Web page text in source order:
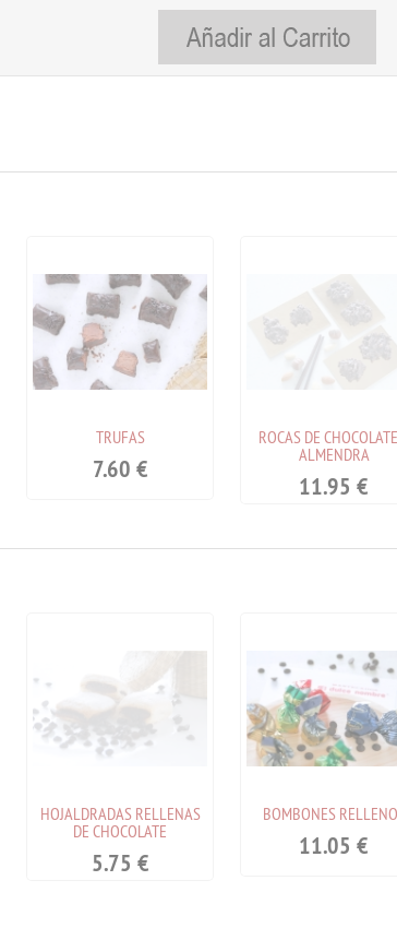
TRUFAS
7.60 €
ROCAS DE
ALMENDRA
11.95 €
HOJALDRADAS RELLENAS
DE CHOCOLATE
5.75 €
BOMBONES
11.05 €